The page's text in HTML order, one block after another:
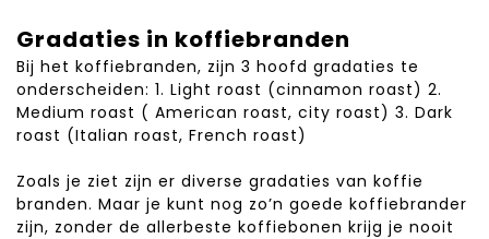
Gradaties in koffiebranden
Bij het koffiebranden, zijn 3 hoofd gradaties te
onderscheiden: 1. Light roast (cinnamon roast) 2.
Medium roast ( American roast, city roast) 3. Dark
roast (Italian roast, French roast)
Zoals je ziet zijn er diverse gradaties van koffie
branden. Maar je kunt nog zo’n goede koffiebrander
zijn, zonder de allerbeste koffiebonen krijg je nooit